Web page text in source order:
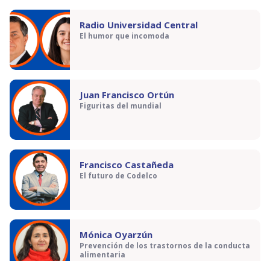
Radio Universidad Central
El humor que incomoda
Juan Francisco Ortún
Figuritas del mundial
Francisco Castañeda
El futuro de Codelco
Mónica Oyarzún
Prevención de los trastornos de la conducta
alimentaria